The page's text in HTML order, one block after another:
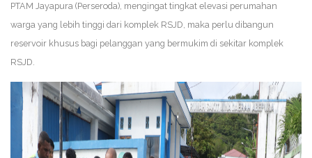
PTAM Jayapura (Perseroda), mengingat tingkat elevasi perumahan
warga yang lebih tinggi dari komplek RSJD, maka perlu dibangun
reservoir khusus bagi pelanggan yang bermukim di sekitar komplek
RSJD.